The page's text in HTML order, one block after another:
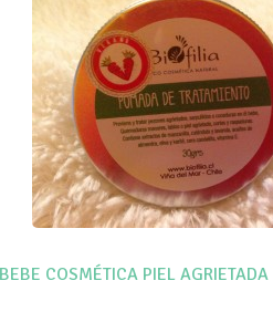
COSMÉTICA PIEL AGRIETADA